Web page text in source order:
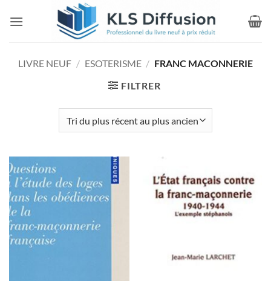
LIVRE NEUF / ESOTERISME / FRANC MACONNERIE
FILTRER